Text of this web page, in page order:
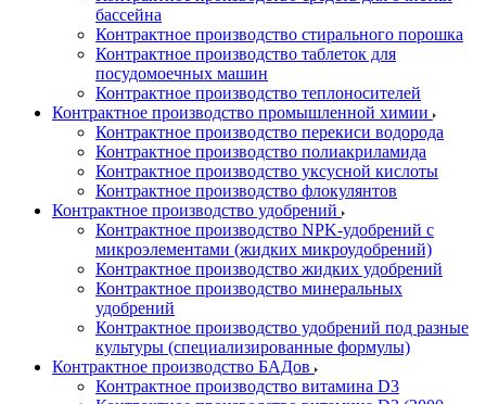
бассейна
Контрактное производство стирального порошка
Контрактное производство таблеток для
посудомоечных машин
Контрактное производство теплоносителей
Контрактное производство промышленной химии
Контрактное производство перекиси водорода
Контрактное производство полиакриламида
Контрактное производство уксусной кислоты
Контрактное производство флокулянтов
Контрактное производство удобрений
Контрактное производство NPK-удобрений с
микроэлементами (жидких микроудобрений)
Контрактное производство жидких удобрений
Контрактное производство минеральных
удобрений
Контрактное производство удобрений под разные
культуры (специализированные формулы)
Контрактное производство БАДов
Контрактное производство витамина D3